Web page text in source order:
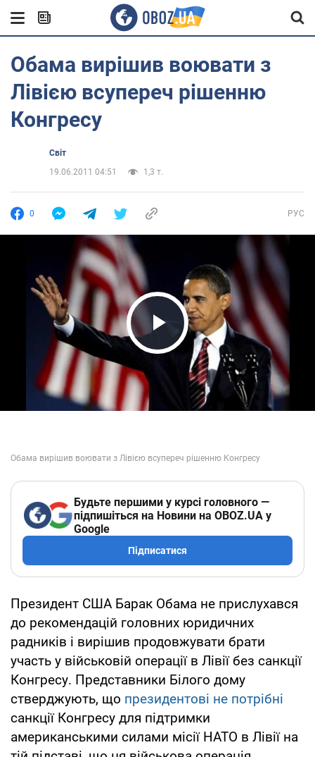
Обама вирішив воювати з
Лівією всупереч рішенню
Конгресу
Світ
19.06.2011 04:51
1,3 т.
0 РУС
Play Video
Будьте першими у курсі головного —
підпишіться на Новини на OBOZ.UA у
Google
Підписатися
Президент США Барак Обама не прислухався
до рекомендацій головних юридичних
радників і вирішив продовжувати брати
участь у військовій операції в Лівії без санкції
Конгресу. Представники Білого дому
стверджують, що президентові не потрібні
санкції Конгресу для підтримки
американськими силами місії НАТО в Лівії на